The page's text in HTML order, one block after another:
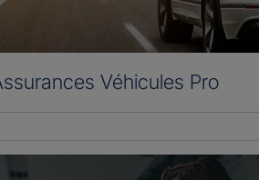
Véhicules Pro